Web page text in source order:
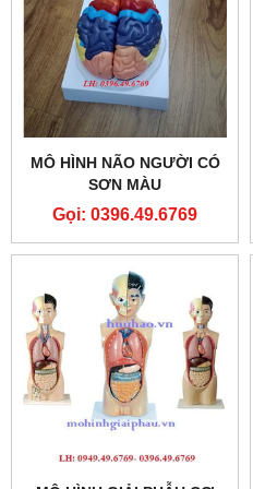
MÔ HÌNH NÃO NGƯỜI CÓ
SƠN MÀU
Gọi: 0396.49.6769